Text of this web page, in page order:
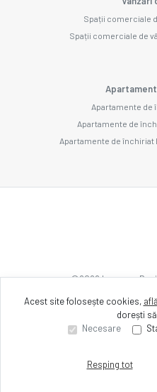
Spații comerciale
Spații comerciale de
Apartamente de
Apartamente de
Apartamente de
©2026Imozone
Site creat în
Acest site folosește cookies,
dorești
Necesare
Resping tot